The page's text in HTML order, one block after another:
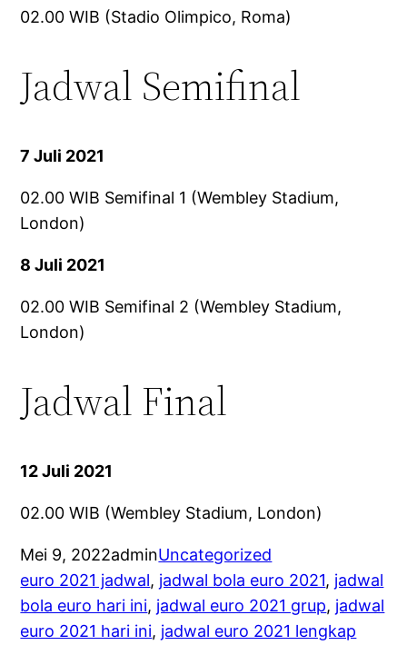
02.00 WIB (Stadio Olimpico, Roma)
Jadwal Semifinal
7 Juli 2021
02.00 WIB Semifinal 1 (Wembley Stadium,
London)
8 Juli 2021
02.00 WIB Semifinal 2 (Wembley Stadium,
London)
Jadwal Final
12 Juli 2021
02.00 WIB (Wembley Stadium, London)
Mei 9, 2022adminUncategorized
euro 2021 jadwal, jadwal bola euro 2021, jadwal
bola euro hari ini, jadwal euro 2021 grup, jadwal
euro 2021 hari ini, jadwal euro 2021 lengkap